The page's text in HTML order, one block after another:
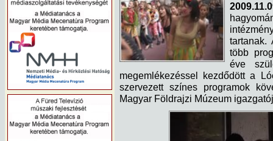
tartanak.
több
éve
megemlékezéssel kezdődött a
szervezett színes programok
Magyar Földrajzi Múzeum